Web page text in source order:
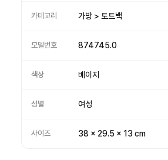
카테고리 가방 > 토트백
모델번호 874745.0
색상 베이지
성별 여성
사이즈 38 x 29.5 x 13 cm